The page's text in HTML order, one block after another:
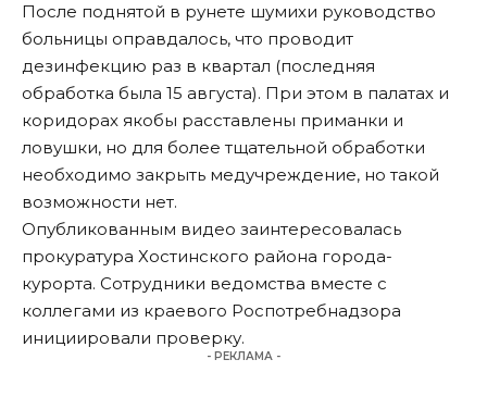
После поднятой в рунете шумихи руководство
больницы оправдалось, что проводит
дезинфекцию раз в квартал (последняя
обработка была 15 августа). При этом в палатах и
коридорах якобы расставлены приманки и
ловушки, но для более тщательной обработки
необходимо закрыть медучреждение, но такой
возможности нет.
Опубликованным видео заинтересовалась
прокуратура Хостинского района города-
курорта. Сотрудники ведомства вместе с
коллегами из краевого Роспотребнадзора
инициировали проверку.
- РЕКЛАМА -